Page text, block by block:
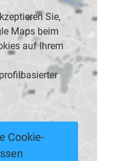
Sie,
Maps beim
auf Ihrem
Cookie-